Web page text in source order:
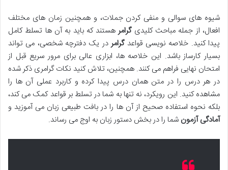
شیوه های سوالی و منفی کردن جملات، و همچنین زمان های مختلف
افعال، از جمله مباحث کلیدیگرامرهستند که باید به آن ها تسلط کامل
پیدا کنید. خلاصه نویسی قواعدگرامردر یک دفترچه شخصی، می تواند
بسیار کارساز باشد. این خلاصه ها، ابزاری عالی برای مرور سریع قبل از
امتحان نهایی فراهم می کنند. همچنین، تلاش کنید نکات گرامری ذکر شده
در هر درس را در متن همان درس پیدا کرده و کاربرد عملی آن ها را
مشاهده کنید. این رویکرد، نه تنها به شما در تسلط بر قواعد کمک می کند،
بلکه نحوه استفاده صحیح از آن ها را در بافت طبیعی زبان می آموزید و
آمادگی آزمون شما را در بخش دستور زبان به اوج می رساند.